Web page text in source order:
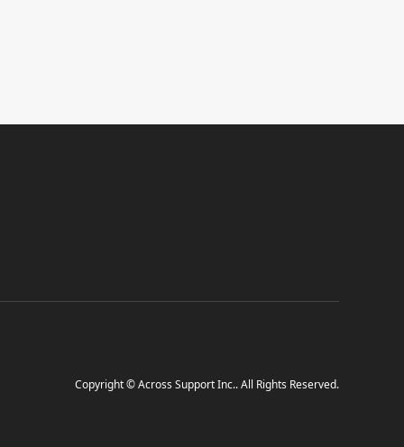
Copyright©Across Support Inc.. All Rights Reserved.